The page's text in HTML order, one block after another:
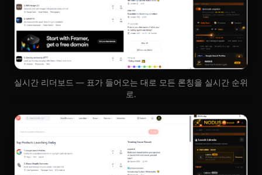
실시간 리더보드 — 표가 들어오는 대로 모든 론칭을 실시간 순위
로.